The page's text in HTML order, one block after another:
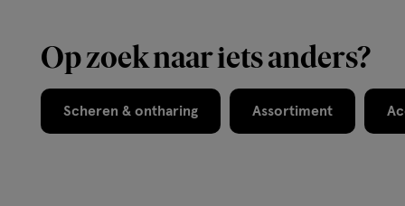
Op zoek naar iets anders?
Scheren & ontharing Assortiment